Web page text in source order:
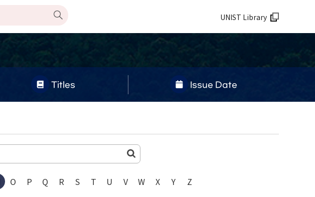
UNIST Library
Titles Issue Date
O P Q R S T U V W X Y Z